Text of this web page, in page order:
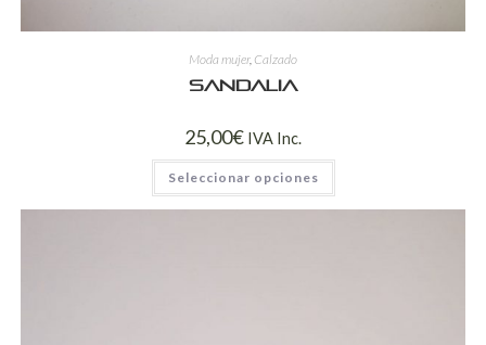
Moda mujer, Calzado
Sandalia
25,00€ IVA Inc.
Seleccionar opciones